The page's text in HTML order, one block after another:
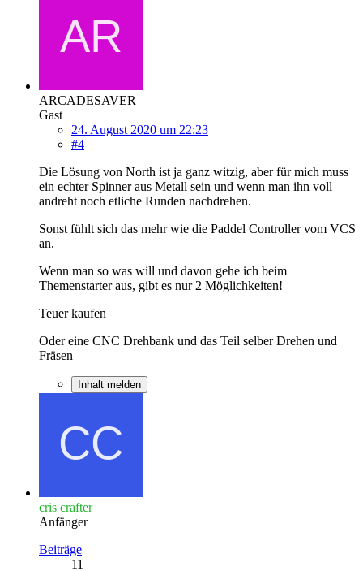
ARCADESAVER
Gast
24. August 2020 um 22:23
#4
Die Lösung von North ist ja ganz witzig, aber für mich muss
ein echter Spinner aus Metall sein und wenn man ihn voll
andreht noch etliche Runden nachdrehen.
Sonst fühlt sich das mehr wie die Paddel Controller vom VCS
an.
Wenn man so was will und davon gehe ich beim
Themenstarter aus, gibt es nur 2 Möglichkeiten!
Teuer kaufen
Oder eine CNC Drehbank und das Teil selber Drehen und
Fräsen
Inhalt melden
cris crafter
Anfänger
Beiträge
11